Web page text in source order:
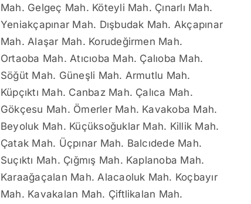
Mah. Gelgeç Mah. Köteyli Mah. Çınarlı Mah.
Yeniakçapınar Mah. Dışbudak Mah. Akçapınar
Mah. Alaşar Mah. Korudeğirmen Mah.
Ortaoba Mah. Atıcıoba Mah. Çalıoba Mah.
Söğüt Mah. Güneşli Mah. Armutlu Mah.
Küpçıktı Mah. Canbaz Mah. Çalıca Mah.
Gökçesu Mah. Ömerler Mah. Kavakoba Mah.
Beyoluk Mah. Küçüksoğuklar Mah. Killik Mah.
Çatak Mah. Üçpınar Mah. Balcıdede Mah.
Suçıktı Mah. Çığmış Mah. Kaplanoba Mah.
Karaağaçalan Mah. Alacaoluk Mah. Koçbayır
Mah. Kavakalan Mah. Çiftlikalan Mah.